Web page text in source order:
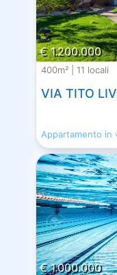
€ 1.200.000
400m² | 11 locali
VIA TITO
Appartamento in
€ 1.000.000